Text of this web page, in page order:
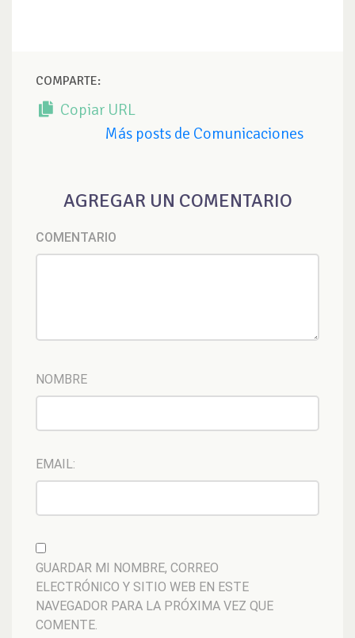
COMPARTE:
Copiar URL
Más posts de Comunicaciones
AGREGAR UN COMENTARIO
COMENTARIO
NOMBRE
EMAIL:
GUARDAR MI NOMBRE, CORREO
ELECTRÓNICO Y SITIO WEB EN ESTE
NAVEGADOR PARA LA PRÓXIMA VEZ QUE
COMENTE.